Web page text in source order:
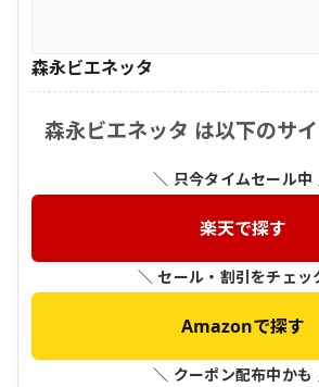
森永ビエネッタ
森永ビエネッタ は以下のサ
＼ 只今タイムセール中
楽天で探す
＼ セール・割引をチェッ
Amazonで探す
＼ クーポン配布中かも